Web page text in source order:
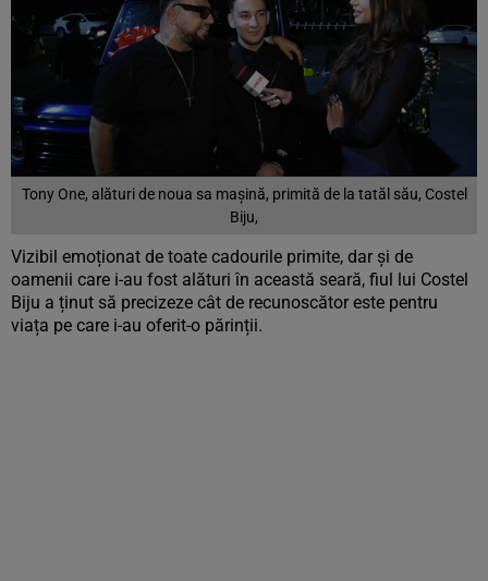
Tony One, alături de noua sa mașină, primită de la tatăl său, Costel
Biju,
Vizibil emoționat de toate cadourile primite, dar și de
oamenii care i-au fost alături în această seară, fiul lui Costel
Biju a ținut să precizeze cât de recunoscător este pentru
viața pe care i-au oferit-o părinții.